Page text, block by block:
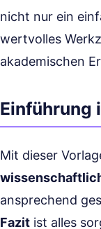
nicht nur ein
wertvolles
akademischen
Einführung
Mit dieser
ansprechend
Fazit ist alles